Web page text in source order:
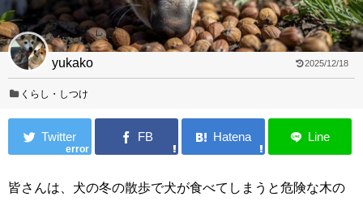
yukako 2025/12/18
くらし・しつけ
error
皆さんは、犬の冬の散歩で犬が食べてしまうと危険な木の